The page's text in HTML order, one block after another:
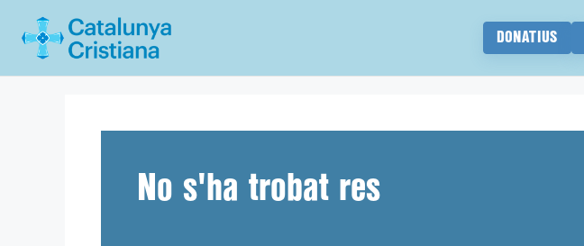
DONATIUS
No s'ha trobat res